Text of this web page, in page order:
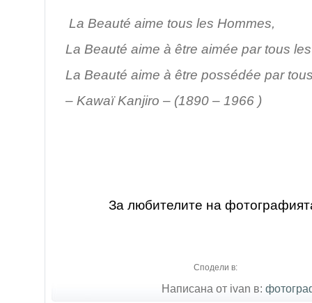
La Beauté aime tous les Hommes,
La Beauté aime à être aimée par tous
La Beauté aime à être possédée par
– Kawaï Kanjiro – (1890 – 1966 )
За любителите на
Сподели в:
Написана от ivan в: